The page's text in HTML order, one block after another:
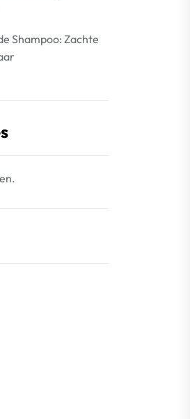
Shampoo: Zachte